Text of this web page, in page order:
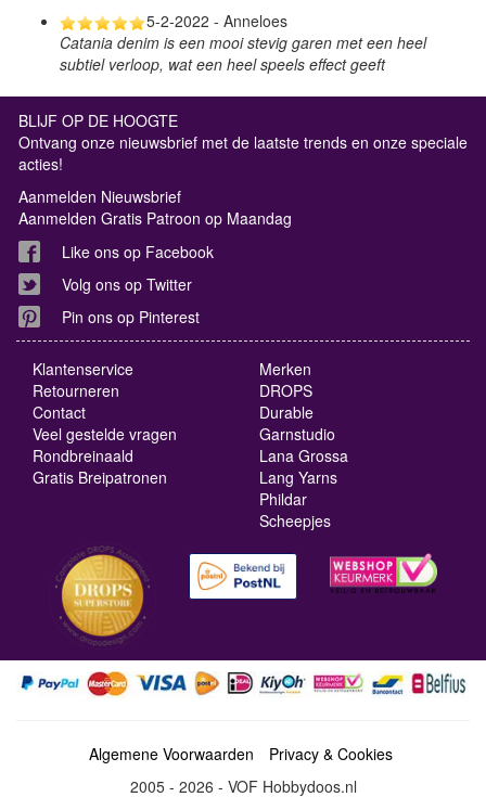
5-2-2022 - Anneloes
Catania denim is een mooi stevig garen met een heel
subtiel verloop, wat een heel speels effect geeft
BLIJF OP DE HOOGTE
Ontvang onze nieuwsbrief met de laatste trends en onze speciale
acties!
Aanmelden Nieuwsbrief
Aanmelden Gratis Patroon op Maandag
Like ons op Facebook
Volg ons op Twitter
Pin ons op Pinterest
Klantenservice
Retourneren
Contact
Veel gestelde vragen
Rondbreinaald
Gratis Breipatronen
Merken
DROPS
Durable
Garnstudio
Lana Grossa
Lang Yarns
Phildar
Scheepjes
Algemene Voorwaarden
Privacy & Cookies
2005 - 2026 - VOF Hobbydoos.nl